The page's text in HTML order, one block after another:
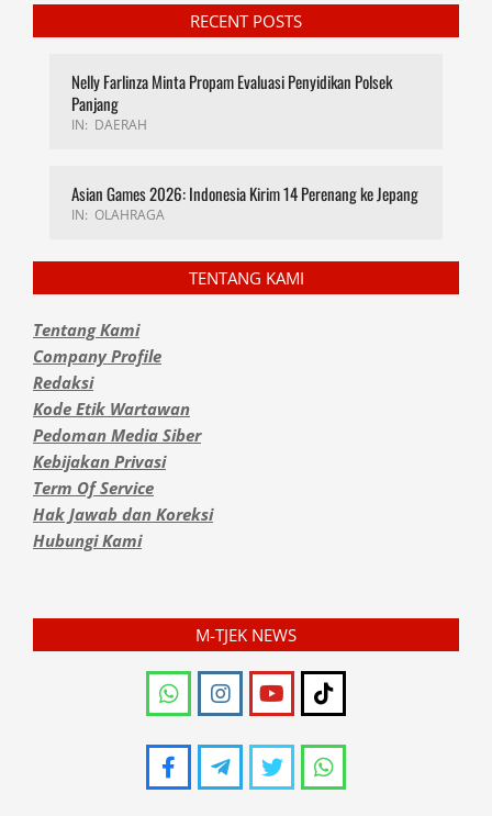
RECENT POSTS
Nelly Farlinza Minta Propam Evaluasi Penyidikan Polsek
Panjang
IN: DAERAH
Asian Games 2026: Indonesia Kirim 14 Perenang ke Jepang
IN: OLAHRAGA
TENTANG KAMI
Tentang Kami
Company Profile
Redaksi
Kode Etik Wartawan
Pedoman Media Siber
Kebijakan Privasi
Term Of Service
Hak Jawab dan Koreksi
Hubungi Kami
M-TJEK NEWS